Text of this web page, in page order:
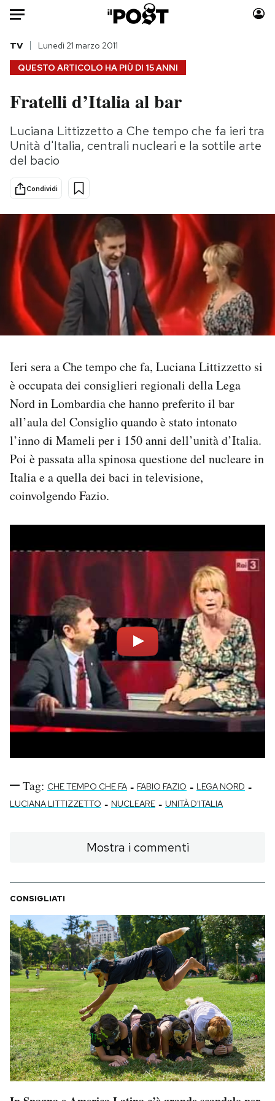
HOME
Italia
Politica
Tecnologia
Scienza
Economia
Sport
Moda
Consumismi
Altrecose
Mondiali calcio 2026
PODCAST
I MIEI PREFERITI
SHOP
CALENDARIO
AREA PERSONALE
Area Personale
Notifiche mobile
Hai bisogno di aiuto?
Esci
QUESTO ARTICOLO HA PIÙ DI 15 ANNI
TV Lunedì 21 marzo 2011
Fratelli d’Italia al bar
Luciana Littizzetto a Che tempo che fa ieri tra
Unità d'Italia, centrali nucleari e la sottile arte
del bacio
Condividi
Ieri sera a Che tempo che fa, Luciana Littizzetto si
è occupata dei consiglieri regionali della Lega
Nord in Lombardia che hanno preferito il bar
all’aula del Consiglio quando è stato intonato
l’inno di Mameli per i 150 anni dell’unità d’Italia.
Poi è passata alla spinosa questione del nucleare in
Italia e a quella dei baci in televisione,
coinvolgendo Fazio.
Tag: CHE TEMPO CHE FA - FABIO FAZIO - LEGA NORD -
LUCIANA LITTIZZETTO - NUCLEARE - UNITÀ D'ITALIA
Mostra i commenti
CONSIGLIATI